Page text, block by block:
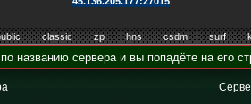
classic zp hns csdm surf
названию сервера и вы попадёте на его